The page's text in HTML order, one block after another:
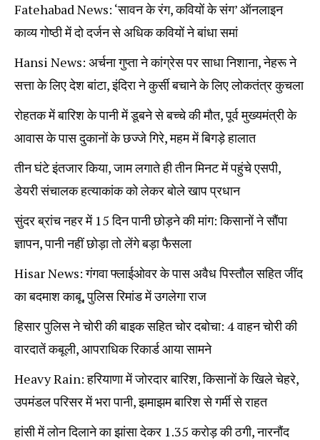
Fatehabad News: ‘सावन के रंग, कवियों के संग’ ऑनलाइन
काव्य गोष्ठी में दो दर्जन से अधिक कवियों ने बांधा समां
Hansi News: अर्चना गुप्ता ने कांग्रेस पर साधा निशाना, नेहरू ने
सत्ता के लिए देश बांटा, इंदिरा ने कुर्सी बचाने के लिए लोकतंत्र कुचला
रोहतक में बारिश के पानी में डूबने से बच्चे की मौत, पूर्व मुख्यमंत्री के
आवास के पास दुकानों के छज्जे गिरे, महम में बिगड़े हालात
तीन घंटे इंतजार किया, जाम लगाते ही तीन मिनट में पहुंचे एसपी,
डेयरी संचालक हत्याकांक को लेकर बोले खाप प्रधान
सुंदर ब्रांच नहर में 15 दिन पानी छोड़ने की मांग: किसानों ने सौंपा
ज्ञापन, पानी नहीं छोड़ा तो लेंगे बड़ा फैसला
Hisar News: गंगवा फ्लाईओवर के पास अवैध पिस्तौल सहित जींद
का बदमाश काबू, पुलिस रिमांड में उगलेगा राज
हिसार पुलिस ने चोरी की बाइक सहित चोर दबोचा: 4 वाहन चोरी की
वारदातें कबूली, आपराधिक रिकार्ड आया सामने
Heavy Rain: हरियाणा में जोरदार बारिश, किसानों के खिले चेहरे,
उपमंडल परिसर में भरा पानी, झमाझम बारिश से गर्मी से राहत
हांसी में लोन दिलाने का झांसा देकर 1.35 करोड़ की ठगी, नारनौंद